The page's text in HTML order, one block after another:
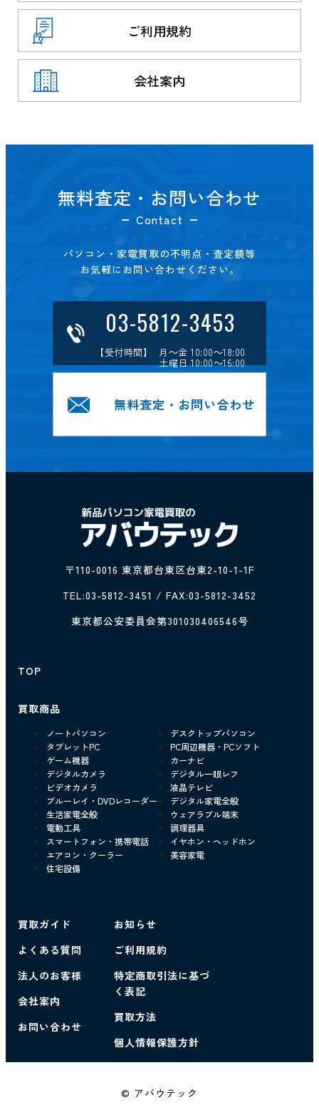
ご利用規約
会社案内
無料査定・お問い合わせ
Contact
パソコン・家電買取の不明点・査定額等
お気軽にお問い合わせください。
03-5812-3453
【受付時間】 月～金 10:00～18:00
土曜日 10:00～16:00
無料査定・お問い合わせ
〒110-0016 東京都台東区台東2-10-1-1F
TEL:03-5812-3451 / FAX:03-5812-3452
東京都公安委員会第301030406546号
TOP
買取商品
ノートパソコン
デスクトップパソコン
タブレットPC
PC周辺機器・PCソフト
ゲーム機器
カーナビ
デジタルカメラ
デジタル一眼レフ
ビデオカメラ
液晶テレビ
ブルーレイ・DVDレコーダー
デジタル家電全般
生活家電全般
ウェアラブル端末
電動工具
調理器具
スマートフォン・携帯電話
イヤホン・ヘッドホン
エアコン・クーラー
美容家電
住宅設備
買取ガイド
よくある質問
法人のお客様
会社案内
お問い合わせ
お知らせ
ご利用規約
特定商取引法に基づ
く表記
買取方法
個人情報保護方針
© アバウテック